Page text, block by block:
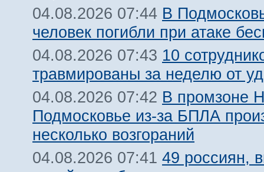
04.08.2026 07:44 В
человек погибли при атаке
04.08.2026 07:43 10
травмированы за неделю от
04.08.2026 07:42 В промзоне
Подмосковье из-за БПЛА
несколько возгораний
04.08.2026 07:41 49 россиян,